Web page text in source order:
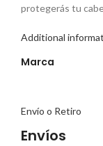
protegerás tu
Additional
Marca
Envío o Retiro
Envíos